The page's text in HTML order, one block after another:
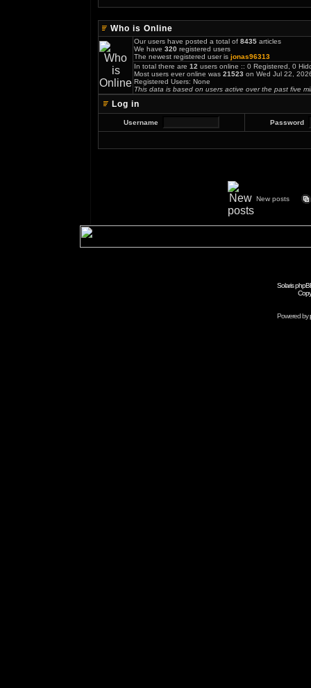
Who is Online
Our users have posted a total of 8435 articles
We have 320 registered users
The newest registered user is jonas96313
In total there are 12 users online :: 0 Registered, 0
Most users ever online was 21523 on Wed Jul 22,
Registered Users: None
This data is based on users active over the past five
Log in
Username Password
New posts
Solaris
Powered by